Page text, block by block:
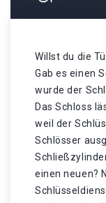
Willst du die
Gab es einen
wurde der
Das Schloss
weil der
Schlösser
einen neuen?